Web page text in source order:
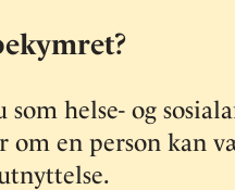
som helse- og
om en person kan